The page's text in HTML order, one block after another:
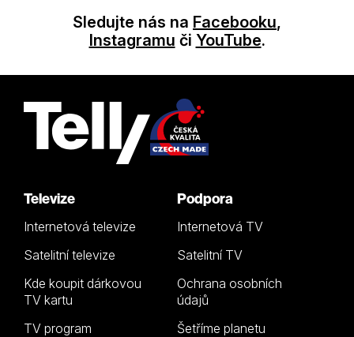
Sledujte nás na Facebooku,
Instagramu či YouTube.
Televize
Internetová televize
Satelitní televize
Kde koupit dárkovou
TV kartu
TV program
Podpora
Internetová TV
Satelitní TV
Ochrana osobních
údajů
Šetříme planetu